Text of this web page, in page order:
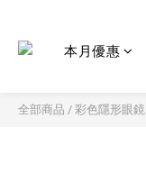
本月優惠
全部商品 / 彩色隱形眼鏡